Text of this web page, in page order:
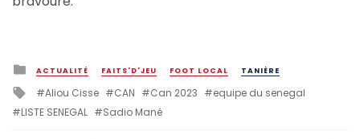
Posted
in
ACTUALITÉ FAITS'D'JEU FOOT LOCAL TANIÈRE
Tagged
with
Aliou Cisse CAN Can 2023
equipe du senegal
LISTE SENEGAL
Sadio Mané